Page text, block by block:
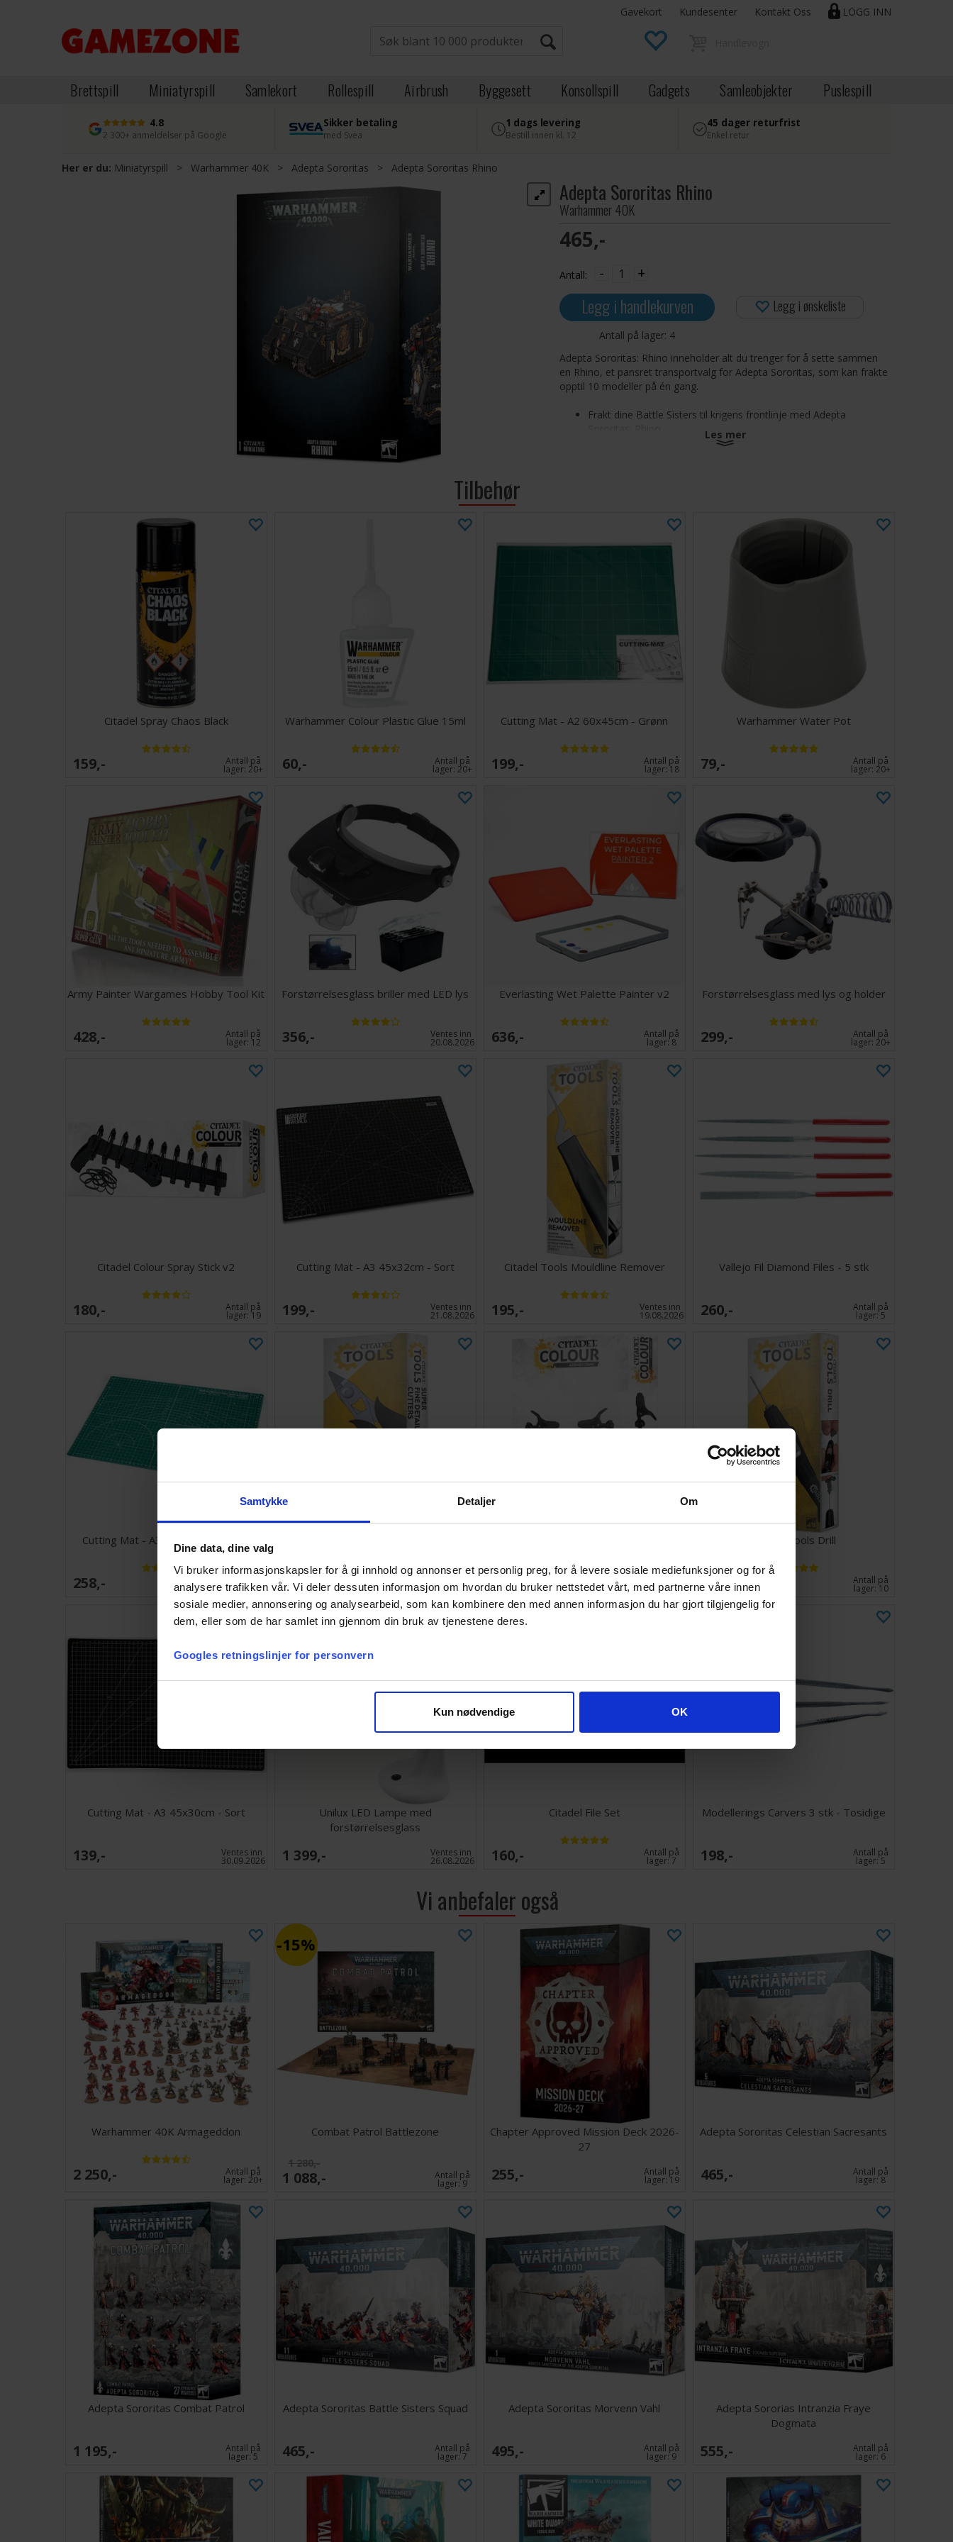
Samtykke Detaljer Om
Dine data, dine valg
Vi bruker informasjonskapsler for å gi innhold og annonser et personlig preg, for å levere sosiale mediefunksjoner og for å
analysere trafikken vår. Vi deler dessuten informasjon om hvordan du bruker nettstedet vårt, med partnerne våre innen
sosiale medier, annonsering og analysearbeid, som kan kombinere den med annen informasjon du har gjort tilgjengelig for
dem, eller som de har samlet inn gjennom din bruk av tjenestene deres.
Googles retningslinjer for personvern
Kun nødvendige OK
LOGG INN
Gavekort Kundesenter Kontakt Oss
Brettspill Miniatyrspill Samlekort Rollespill Airbrush Byggesett Konsollspill Gadgets Samleobjekter Puslespill
4.8
2 300+ anmeldelser på Google
Sikker betaling
med Svea
1 dags levering
Bestill innen kl. 12
45 dager returfrist
Enkel retur
Her er du: Miniatyrspill > Warhammer 40K > Adepta Sororitas > Adepta Sororitas Rhino
Adepta Sororitas Rhino
Warhammer 40K
465,-
Antall: - +
Legg i handlekurven
Antall på lager: 4
Legg i ønskeliste
Adepta Sororitas: Rhino inneholder alt du trenger for å sette sammen
en Rhino, et pansret transportvalg for Adepta Sororitas, som kan frakte
opptil 10 modeller på én gang.
Frakt dine Battle Sisters til krigens frontlinje med Adepta
Les mer
Tilbehør
Citadel Spray Chaos Black
159,- Antall på
lager:20+
Warhammer Colour Plastic Glue 15ml
60,- Antall på
lager:20+
Cutting Mat - A2 60x45cm - Grønn
199,- Antall på
lager: 18
Warhammer Water Pot
79,- Antall på
lager:20+
Army Painter Wargames Hobby Tool Kit
428,- Antall på
lager: 12
Forstørrelsesglass briller med LED lys
356,- Ventes inn
20.08.2026
Everlasting Wet Palette Painter v2
636,- Antall på
lager:8
Forstørrelsesglass med lys og holder
299,- Antall på
lager:20+
Citadel Colour Spray Stick v2
180,- Antall på
lager: 19
Cutting Mat - A3 45x32cm - Sort
199,- Ventes inn
21.08.2026
Citadel Tools Mouldline Remover
195,- Ventes inn
19.08.2026
Vallejo Fil Diamond Files - 5 stk
260,- Antall på
lager:5
Cutting Mat - A3 45x32cm - Grønn
258,- lager:20+ 394,- lager: 1 204,- lager:3
Citadel Tools Drill
249,- Antall på
lager: 10
Cutting Mat - A3 45x30cm - Sort
139,- Ventes inn
30.09.2026
Unilux LED Lampe med
forstørrelsesglass
1 399,- Ventes inn
26.08.2026
Citadel File Set
160,- Antall på
lager:7
Modellerings Carvers 3 stk - Tosidige
198,- Antall på
lager:5
Vi anbefaler også
Warhammer 40K Armageddon
2 250,- Antall på
lager:20+
15%
Combat Patrol Battlezone
1 280,-
1 088,- Antall på
lager:9
Chapter Approved Mission Deck 2026-
27
255,- Antall på
lager: 19
Adepta Sororitas Celestian Sacresants
465,- Antall på
lager:8
Adepta Sororitas Combat Patrol
1 195,- Antall på
lager:5
Adepta Sororitas Battle Sisters Squad
465,- Antall på
lager:7
Adepta Sororitas Morvenn Vahl
495,- Antall på
lager:9
Adepta Sororias Intranzia Fraye
Dogmata
555,- Antall på
lager:6